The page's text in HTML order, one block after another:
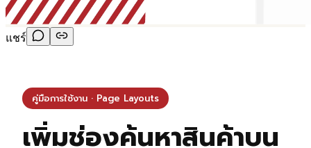
แชร์
คู่มือการใช้งาน · Page Layouts
เพิ่มช่องค้นหาสินค้าบน